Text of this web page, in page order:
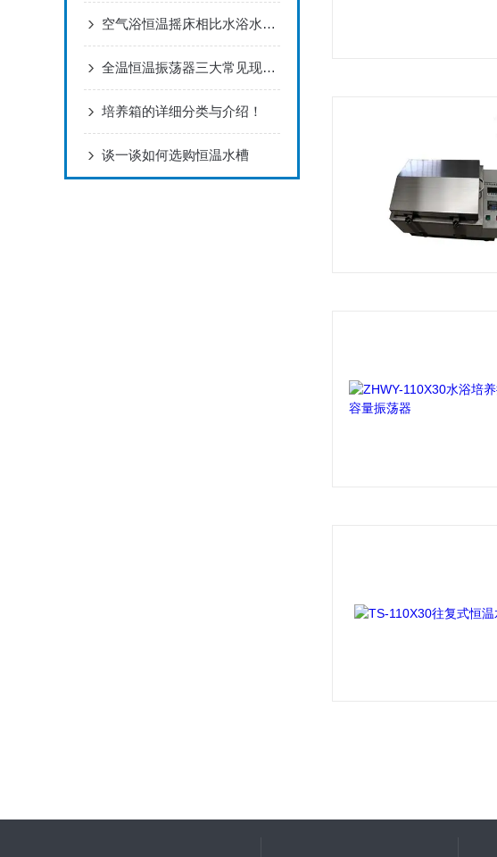
空气浴恒温摇床相比水浴水浴恒温摇床更能降低噪音和能耗
全温恒温振荡器三大常见现象解析
培养箱的详细分类与介绍！
谈一谈如何选购恒温水槽